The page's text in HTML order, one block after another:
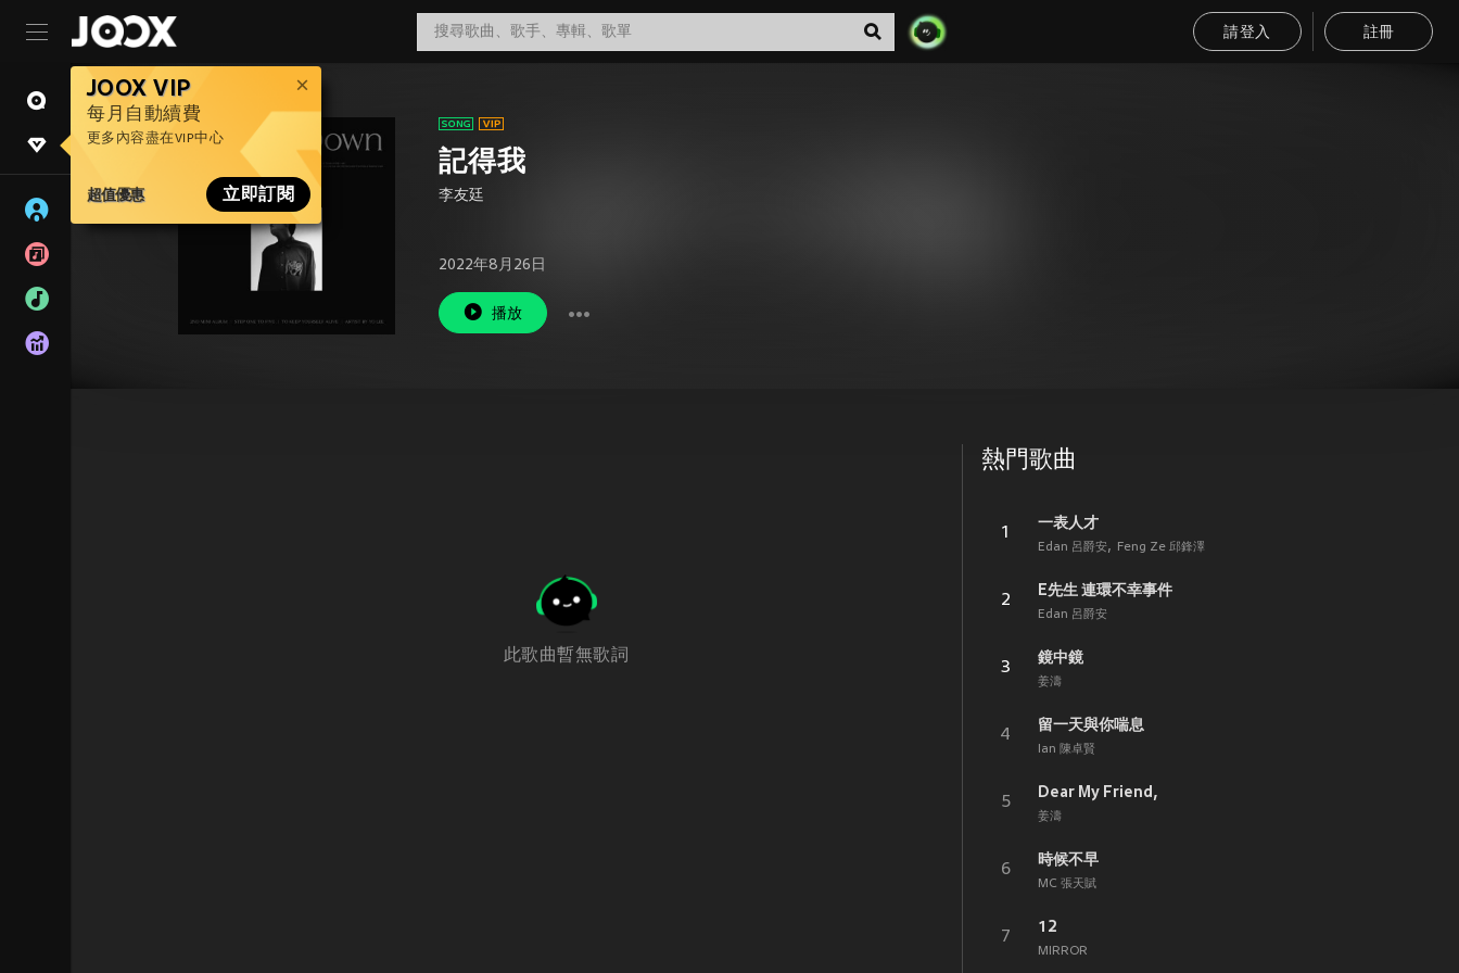
請登入 註冊
JOOX VIP
每月自動續費
更多內容盡在VIP中心
超值優惠 立即訂閱
記得我
李友廷
2022年8月26日
播放
此歌曲暫無歌詞
熱門歌曲
1
一表人才
Edan 呂爵安 Feng Ze 邱鋒澤
2
E先生 連環不幸事件
Edan 呂爵安
3
鏡中鏡
姜濤
4
留一天與你喘息
Ian 陳卓賢
5
Dear My Friend,
姜濤
6
時候不早
MC 張天賦
7
12
MIRROR